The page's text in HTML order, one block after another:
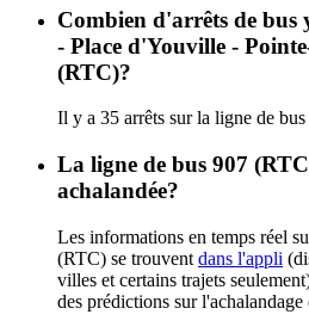
Combien d'arrêts de bus
- Place d'Youville -
(RTC)?
Il y a 35 arrêts sur la ligne de
La ligne de bus 907
achalandée?
Les informations en temps réel
(RTC) se trouvent dans l'appli
villes et certains trajets
des prédictions sur